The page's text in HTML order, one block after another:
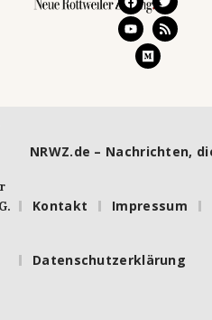
NRWZ.de – Nachrichten,
Kontakt Impressum
Datenschutzerklärung